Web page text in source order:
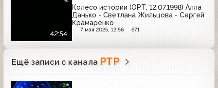
42:54
Колесо истории (ОРТ, 12.07.1998) Алла
Данько - Светлана Жильцова - Сергей
Крамаренко
7 мая 2025, 12:56 671
Ещё записи с канала РТР